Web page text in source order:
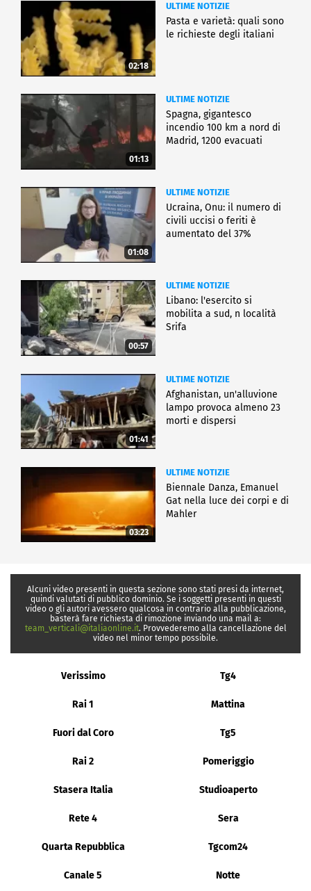
02:18
ULTIME NOTIZIE
Pasta e varietà: quali sono
le richieste degli italiani
01:13
ULTIME NOTIZIE
Spagna, gigantesco
incendio 100 km a nord di
Madrid, 1200 evacuati
01:08
ULTIME NOTIZIE
Ucraina, Onu: il numero di
civili uccisi o feriti è
aumentato del 37%
00:57
ULTIME NOTIZIE
Libano: l'esercito si
mobilita a sud, n località
Srifa
01:41
ULTIME NOTIZIE
Afghanistan, un'alluvione
lampo provoca almeno 23
morti e dispersi
03:23
ULTIME NOTIZIE
Biennale Danza, Emanuel
Gat nella luce dei corpi e di
Mahler
Alcuni video presenti in questa sezione sono stati presi da internet,
quindi valutati di pubblico dominio. Se i soggetti presenti in questi
video o gli autori avessero qualcosa in contrario alla pubblicazione,
basterà fare richiesta di rimozione inviando una mail a:
team_verticali@italiaonline.it. Provvederemo alla cancellazione del
video nel minor tempo possibile.
Verissimo Tg4
Rai 1 Mattina
Fuori dal Coro Tg5
Rai 2 Pomeriggio
Stasera Italia Studioaperto
Rete 4 Sera
Quarta Repubblica Tgcom24
Canale 5 Notte